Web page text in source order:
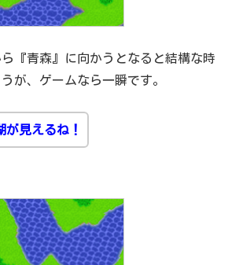
『青森』に向かうとなると結構な時
が、ゲームなら一瞬です。
が見えるね！